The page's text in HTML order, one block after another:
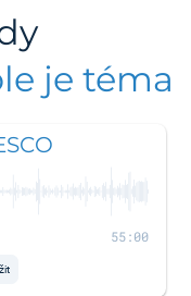
je téma
55:00